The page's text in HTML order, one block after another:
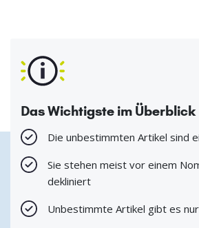
Das Wichtigste im Überblick
Die unbestimmten Artikel sind
Sie stehen meist vor einem
dekliniert
Unbestimmte Artikel gibt es